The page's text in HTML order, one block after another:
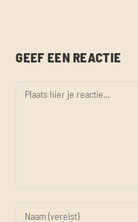
GEEF EEN REACTIE